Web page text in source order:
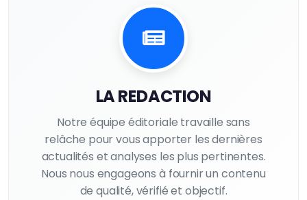
LA REDACTION
Notre équipe éditoriale travaille sans
relâche pour vous apporter les dernières
actualités et analyses les plus pertinentes.
Nous nous engageons à fournir un contenu
de qualité, vérifié et objectif.